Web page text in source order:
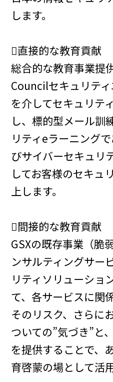
します。
直接的な教育貢献
総合的な教育事業提
Councilセキュリテ
を介してセキュリテ
し、標的型メール訓
リティeラーニング
びサイバーセキュリ
してお客様のセキュ
上します。
間接的な教育貢献
GSXの既存事業（脆
ンサルティングサー
リティソリューショ
て、各サービスに関
そのリスク、さらに
ついての”気づき”と
を提供することで、
育啓蒙の場として活